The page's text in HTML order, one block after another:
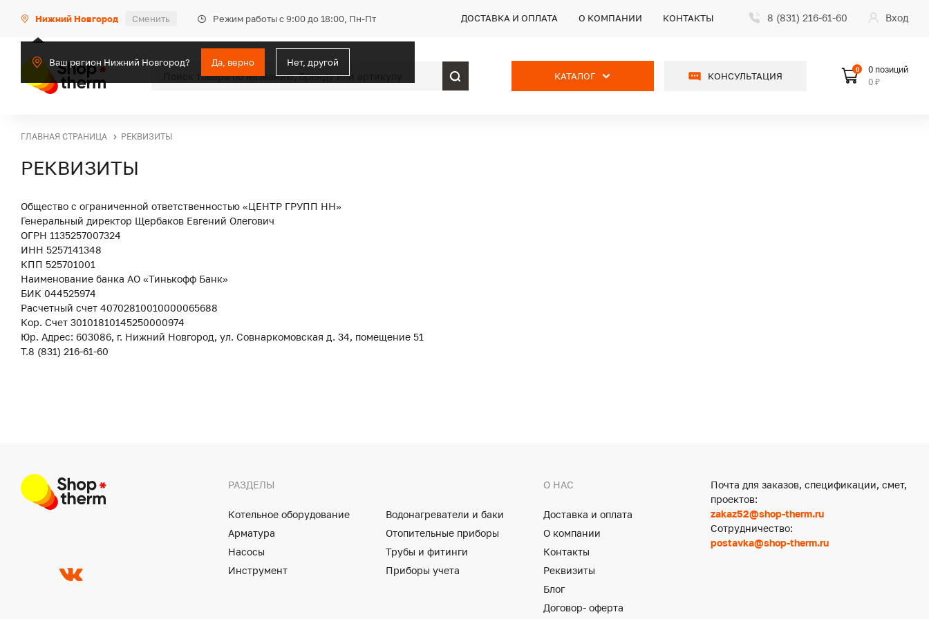
Нижний Новгород Сменить Режим работы с 9:00 до 18:00, Пн-Пт
Ваш регион Нижний Новгород? Да, верно Нет, другой
ДОСТАВКА И ОПЛАТА О КОМПАНИИ КОНТАКТЫ 8 (831) 216-61-60 Вход
КАТАЛОГ КОНСУЛЬТАЦИЯ
0
0 позиций
0 ₽
ГЛАВНАЯ СТРАНИЦА РЕКВИЗИТЫ
РЕКВИЗИТЫ
Общество с ограниченной ответственностью «ЦЕНТР ГРУПП НН»
Генеральный директор Щербаков Евгений Олегович
ОГРН 1135257007324
ИНН 5257141348
КПП 525701001
Наименование банка АО «Тинькофф Банк»
БИК 044525974
Расчетный счет 40702810010000065688
Кор. Счет 30101810145250000974
Юр. Адрес: 603086, г. Нижний Новгород, ул. Совнаркомовская д. 34, помещение 51
Т.8 (831) 216-61-60
РАЗДЕЛЫ
Котельное оборудование
Водонагреватели и баки
Арматура
Отопительные приборы
Насосы
Трубы и фитинги
Инструмент
Приборы учета
О НАС
Доставка и оплата
О компании
Контакты
Реквизиты
Блог
Договор- оферта
Почта для заказов, спецификации, смет,
проектов:
zakaz52@shop-therm.ru
Сотрудничество:
postavka@shop-therm.ru